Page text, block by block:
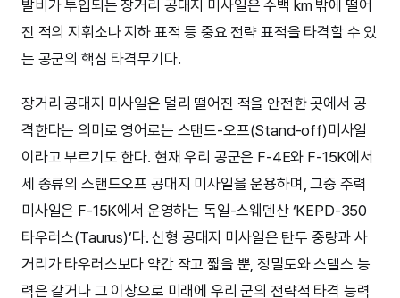
발비가 투입되는 장거리 공대지 미사일은 수백 km 밖에 떨어
진 적의 지휘소나 지하 표적 등 중요 전략 표적을 타격할 수 있
는 공군의 핵심 타격무기다.
장거리 공대지 미사일은 멀리 떨어진 적을 안전한 곳에서 공
격한다는 의미로 영어로는 스탠드-오프(Stand-off)미사일
이라고 부르기도 한다. 현재 우리 공군은 F-4E와 F-15K에서
세 종류의 스탠드오프 공대지 미사일을 운용하며, 그중 주력
미사일은 F-15K에서 운영하는 독일-스웨덴산 ‘KEPD-350
타우러스(Taurus)’다. 신형 공대지 미사일은 탄두 중량과 사
거리가 타우러스보다 약간 작고 짧을 뿐, 정밀도와 스텔스 능
력은 같거나 그 이상으로 미래에 우리 군의 전략적 타격 능력